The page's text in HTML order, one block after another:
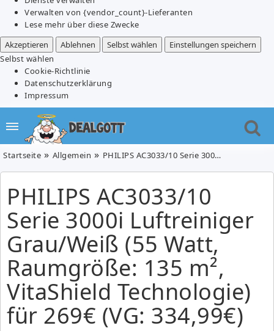
Verwalten von {vendor_count}-Lieferanten
Lese mehr über diese Zwecke
Akzeptieren
Ablehnen Selbst wählen
Einstellungen speichern
Selbst wählen
Cookie-Richtlinie
Datenschutzerklärung
Impressum
Startseite Allgemein PHILIPS AC3033/10 Serie 3000i Luftreiniger Grau/Weiß (55 Watt, Raumgröße: 135 m², VitaShield Technologie) für 269€ (VG: 334,99€)
PHILIPS AC3033/10
Serie 3000i Luftreiniger
Grau/Weiß (55 Watt,
Raumgröße: 135 m²,
VitaShield Technologie)
für 269€ (VG: 334,99€)